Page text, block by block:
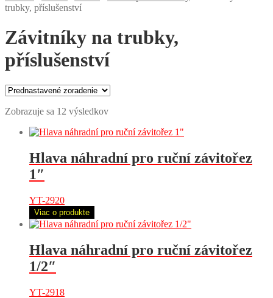
trubky, příslušenství
Závitníky na trubky,
příslušenství
Zobrazuje sa 12 výsledkov
Hlava náhradní pro ruční závitořez
1″
YT-2920
Viac o produkte
Hlava náhradní pro ruční závitořez
1/2″
YT-2918